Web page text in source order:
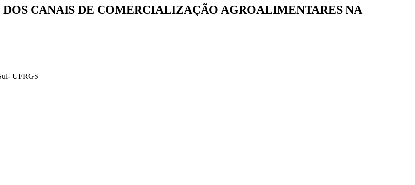
DOS CANAIS DE COMERCIALIZAÇÃO AGROALIMENTARES NA
UFRGS